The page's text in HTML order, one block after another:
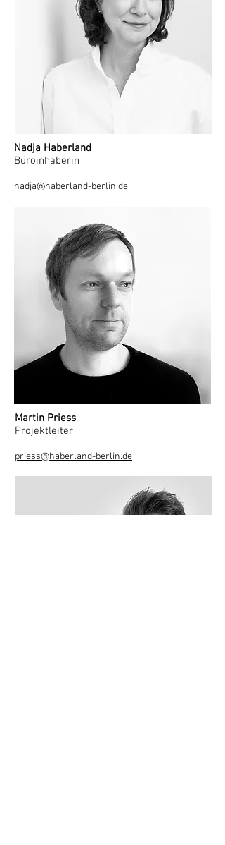
Nadja Haberland
Büroinhaberin
nadja@haberland-berlin.de
Martin Priess
Projektleiter
priess@haberland-berlin.de